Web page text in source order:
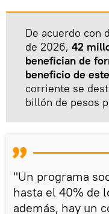
De acuerdo con
de 2026, 42
benefician de
beneficio de
corriente se
billón de pesos
"Un programa
hasta el 40% de
además, hay un